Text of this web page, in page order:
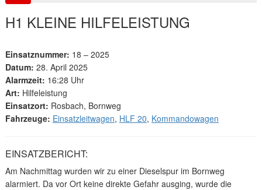
H1 KLEINE HILFELEISTUNG
Einsatznummer: 18 – 2025
Datum: 28. April 2025
Alarmzeit: 16:28 Uhr
Art: Hilfeleistung
Einsatzort: Rosbach, Bornweg
Fahrzeuge: Einsatzleitwagen, HLF 20, Kommandowagen
EINSATZBERICHT:
Am Nachmittag wurden wir zu einer Dieselspur im Bornweg
alarmiert. Da vor Ort keine direkte Gefahr ausging, wurde die